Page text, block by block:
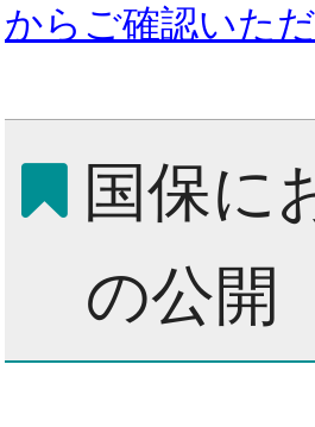
からご確認いただ
国保に
の公開